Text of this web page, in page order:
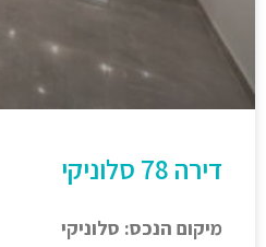
דירה 78 סלוניקי
מיקום הנכס: סלוניקי